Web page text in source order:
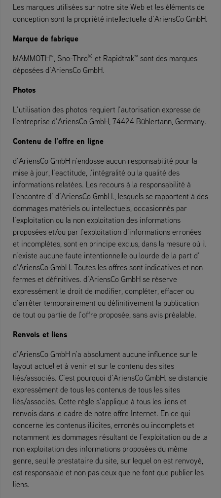
Les marques utilisées sur notre site Web et les éléments de
conception sont la propriété intellectuelle d’AriensCo GmbH.
Marque de fabrique
MAMMOTH™, Sno-Thro® et Rapidtrak™ sont des marques
déposées d’AriensCo GmbH.
Photos
L’utilisation des photos requiert l’autorisation expresse de
l’entreprise d’AriensCo GmbH, 74424 Bühlertann, Germany.
Contenu de l’offre en ligne
d’AriensCo GmbH n’endosse aucun responsabilité pour la
mise à jour, l’eactitude, l’intégralité ou la qualité des
informations relatées. Les recours à la responsabilité à
l’encontre d’ d’AriensCo GmbH., lesquels se rapportent à des
dommages matériels ou intellectuels, occasionnés par
l’exploitation ou la non exploitation des informations
proposées et/ou par l’exploitation d’informations erronées
et incomplètes, sont en principe exclus, dans la mesure où il
n’existe aucune faute intentionnelle ou lourde de la part d’
d’AriensCo GmbH. Toutes les offres sont indicatives et non
fermes et définitives. d’AriensCo GmbH se réserve
expressément le droit de modifier, compléter, effacer ou
d’arrêter temporairement ou définitivement la publication
de tout ou partie de l’offre proposée, sans avis préalable.
Renvois et liens
d’AriensCo GmbH n’a absolument aucune influence sur le
layout actuel et à venir et sur le contenu des sites
liés/associés. C’est pourquoi d’AriensCo GmbH. se distancie
expressément de tous les contenus de tous les sites
liés/associés. Cette règle s’applique à tous les liens et
renvois dans le cadre de notre offre Internet. En ce qui
concerne les contenus illicites, erronés ou incomplets et
notamment les dommages résultant de l’exploitation ou de la
non exploitation des informations proposées du même
genre, seul le prestataire du site, sur lequel on est renvoyé,
est responsable et non pas ceux que ne font que publier les
liens.